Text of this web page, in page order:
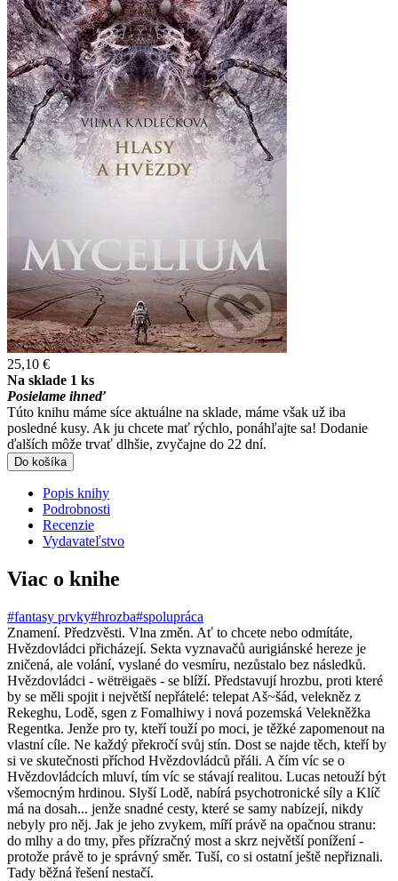
25,10 €
Na sklade 1 ks
Posielame ihneď
Túto knihu máme síce aktuálne na sklade, máme však už iba
posledné kusy. Ak ju chcete mať rýchlo, ponáhľajte sa! Dodanie
ďalších môže trvať dlhšie, zvyčajne do 22 dní.
Do košíka
Popis knihy
Podrobnosti
Recenzie
Vydavateľstvo
Viac o knihe
#fantasy prvky#hrozba#spolupráca
Znamení. Předzvěsti. Vlna změn. Ať to chcete nebo odmítáte,
Hvězdovládci přicházejí. Sekta vyznavačů aurigiánské hereze je
zničená, ale volání, vyslané do vesmíru, nezůstalo bez následků.
Hvězdovládci - wëtrëigaës - se blíží. Představují hrozbu, proti které
by se měli spojit i největší nepřátelé: telepat Aš~šád, velekněz z
Rekeghu, Lodě, sgen z Fomalhiwy i nová pozemská Velekněžka
Regentka. Jenže pro ty, kteří touží po moci, je těžké zapomenout na
vlastní cíle. Ne každý překročí svůj stín. Dost se najde těch, kteří by
si ve skutečnosti příchod Hvězdovládců přáli. A čím víc se o
Hvězdovládcích mluví, tím víc se stávají realitou. Lucas netouží být
všemocným hrdinou. Slyší Lodě, nabírá psychotronické síly a Klíč
má na dosah... jenže snadné cesty, které se samy nabízejí, nikdy
nebyly pro něj. Jak je jeho zvykem, míří právě na opačnou stranu:
do mlhy a do tmy, přes přízračný most a skrz největší ponížení -
protože právě to je správný směr. Tuší, co si ostatní ještě nepřiznali.
Tady běžná řešení nestačí.